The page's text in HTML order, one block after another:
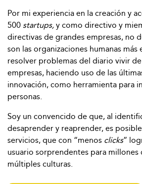
Por mi experiencia en la creación y
500startups,y como directivo y
directivas de grandes empresas, no
son las organizaciones humanas
resolver problemas del diario vivir
empresas, haciendo uso de las
innovación, como herramienta para
personas.
Soy un convencido de que, al
desaprender y reaprender, es
servicios, que con “menos clicks”
usuario sorprendentes para millones
múltiples culturas.